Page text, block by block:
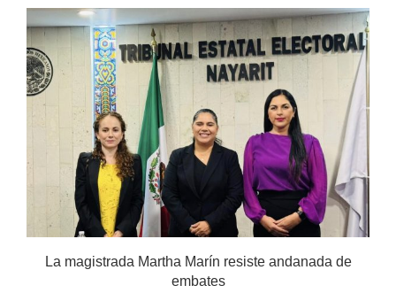
La magistrada Martha Marín resiste andanada de
embates